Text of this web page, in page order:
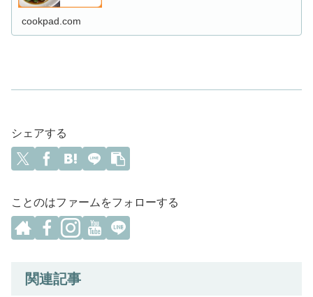
cookpad.com
シェアする
ことのはファームをフォローする
関連記事